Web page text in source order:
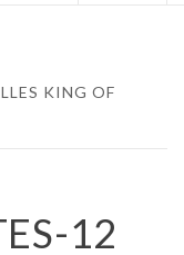
KING OF
12